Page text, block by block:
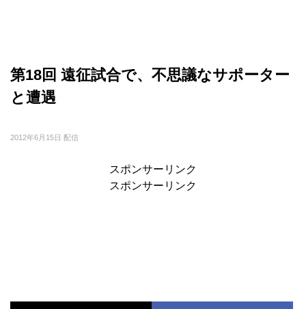
第18回 遠征試合で、不思議なサポーター
と遭遇
2012年6月15日 配信
スポンサーリンク
スポンサーリンク